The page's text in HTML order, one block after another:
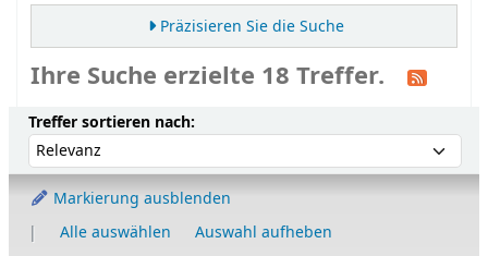
Präzisieren Sie die Suche
Ihre Suche erzielte 18 Treffer.
Sortieren
Treffer sortieren nach:
Markierung ausblenden
Alle auswählen
Auswahl aufheben